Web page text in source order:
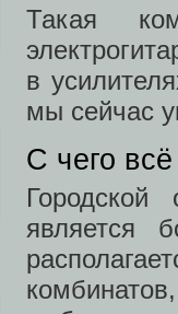
Такая
в
мы сейчас
С чего
является